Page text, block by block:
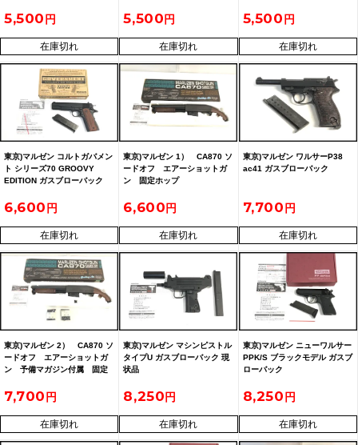
5,500
在庫切れ
5,500
在庫切れ
5,500
在庫切れ
東京)マルゼン コルトガバメン
ト シリーズ70 GROOVY
EDITION ガスブローバック
6,600
在庫切れ
東京)マルゼン 1） CA870 ソ
ードオフ エアーショットガ
ン 固定ホップ
6,600
在庫切れ
東京)マルゼン ワルサーP38
ac41 ガスブローバック
7,700
在庫切れ
東京)マルゼン 2） CA870 ソ
ードオフ エアーショットガ
ン 予備マガジン付属 固定
7,700
在庫切れ
東京)マルゼン マシンピストル
タイプU ガスブローバック 現
状品
8,250
在庫切れ
東京)マルゼン ニューワルサー
PPK/S ブラックモデル ガスブ
ローバック
8,250
在庫切れ